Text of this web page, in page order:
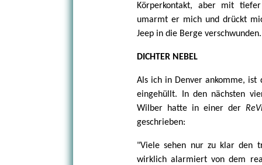
Körperkontakt, aber mit
umarmt er mich und drückt
Jeep in die Berge verschwunden.
DICHTER NEBEL
Als ich in Denver ankomme, ist
eingehüllt. In den nächsten
Wilber hatte in einer der
geschrieben:
"Viele sehen nur zu klar den
wirklich alarmiert von dem